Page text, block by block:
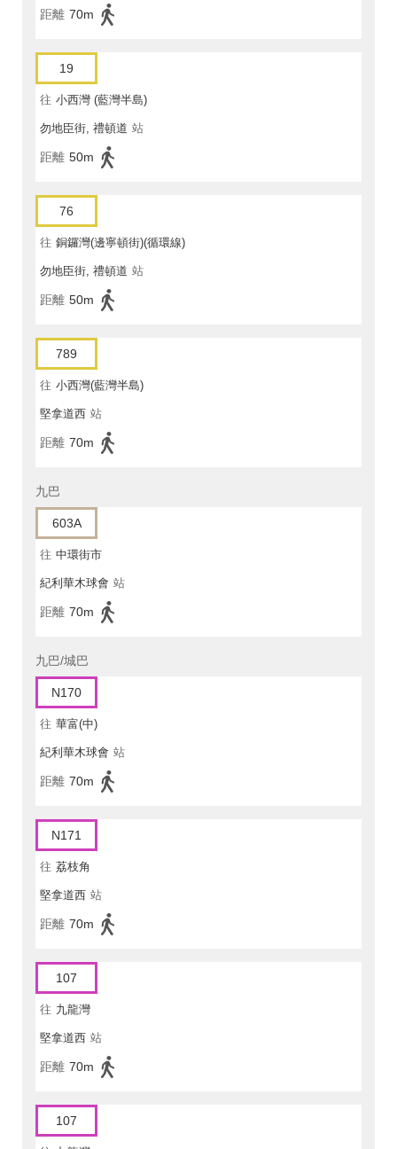
距離 70m
19
往 小西灣 (藍灣半島)
勿地臣街, 禮頓道 站
距離 50m
76
往 銅鑼灣(邊寧頓街)(循環線)
勿地臣街, 禮頓道 站
距離 50m
789
往 小西灣(藍灣半島)
堅拿道西 站
距離 70m
九巴
603A
往 中環街市
紀利華木球會 站
距離 70m
九巴/城巴
N170
往 華富(中)
紀利華木球會 站
距離 70m
N171
往 荔枝角
堅拿道西 站
距離 70m
107
往 九龍灣
堅拿道西 站
距離 70m
107